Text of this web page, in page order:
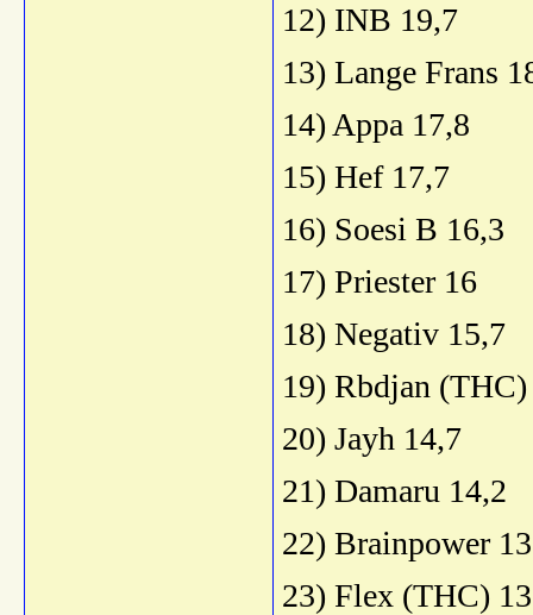
12) INB 19,7
13) Lange Frans
14) Appa 17,8
15) Hef 17,7
16) Soesi B 16,3
17) Priester 16
18) Negativ 15,7
19) Rbdjan
20) Jayh 14,7
21) Damaru 14,2
22) Brainpower
23) Flex (THC)